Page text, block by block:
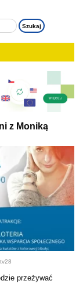
z Moniką
przeżywać